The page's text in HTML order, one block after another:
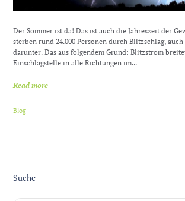
Der Sommer ist da! Das ist auch die Jahreszeit der
sterben rund 24.000 Personen durch Blitzschlag,
darunter. Das aus folgendem Grund: Blitzstrom
Einschlagstelle in alle Richtungen im...
Read more
Blog
Suche